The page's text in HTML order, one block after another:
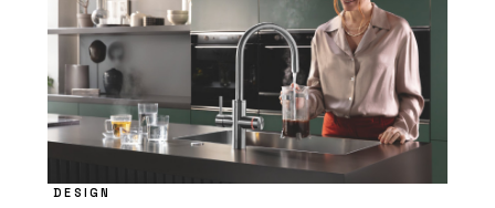
DESIGN